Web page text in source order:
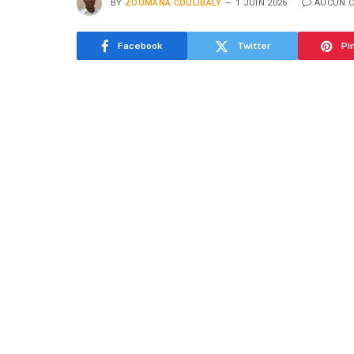
BY ZOUMANA COULIBALY 1 JUIN 2026 AUCUN
Facebook Twitter